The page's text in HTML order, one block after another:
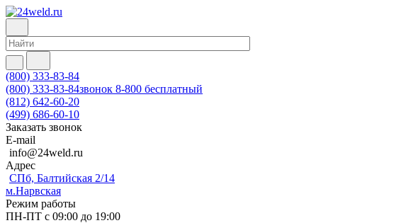
(800) 333-83-84
(800) 333-83-84звонок 8-800 бесплатный
(812) 642-60-20
(499) 686-60-10
Заказать звонок
E-mail
info@24weld.ru
Адрес
СПб, Балтийская 2/14
м.Нарвская
Режим работы
ПН-ПТ с 09:00 до 19:00